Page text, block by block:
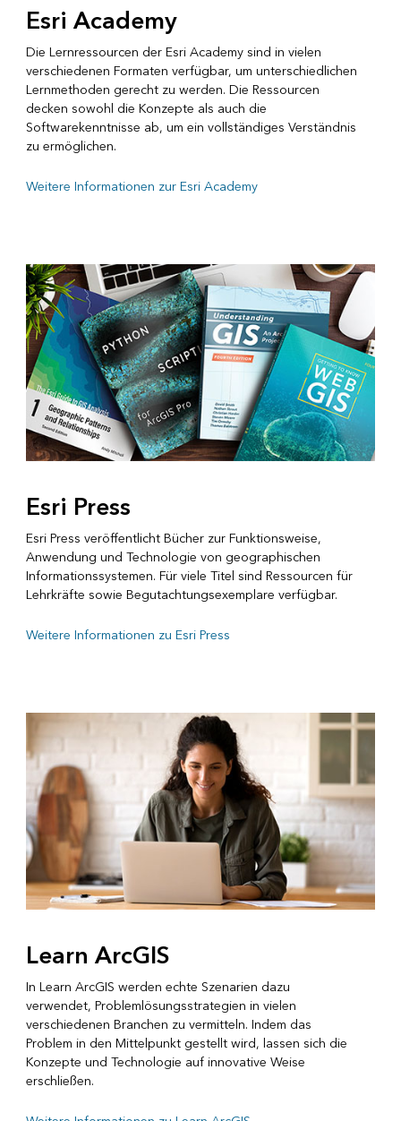
Esri Academy
Die Lernressourcen der Esri Academy sind in vielen
verschiedenen Formaten verfügbar, um unterschiedlichen
Lernmethoden gerecht zu werden. Die Ressourcen
decken sowohl die Konzepte als auch die
Softwarekenntnisse ab, um ein vollständiges Verständnis
zu ermöglichen.
Weitere Informationen zur Esri Academy
Esri Press
Esri Press veröffentlicht Bücher zur Funktionsweise,
Anwendung und Technologie von geographischen
Informationssystemen. Für viele Titel sind Ressourcen für
Lehrkräfte sowie Begutachtungsexemplare verfügbar.
Weitere Informationen zu Esri Press
Learn ArcGIS
In Learn ArcGIS werden echte Szenarien dazu
verwendet, Problemlösungsstrategien in vielen
verschiedenen Branchen zu vermitteln. Indem das
Problem in den Mittelpunkt gestellt wird, lassen sich die
Konzepte und Technologie auf innovative Weise
erschließen.